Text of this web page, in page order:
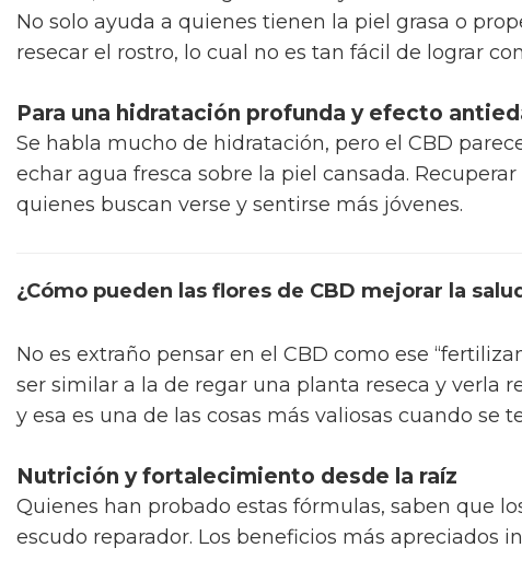
No solo ayuda a quienes tienen la piel grasa o
resecar el rostro, lo cual no es tan fácil de lograr
Para una hidratación profunda y efecto
Se habla mucho de hidratación, pero el CBD
echar agua fresca sobre la piel cansada.
quienes buscan verse y sentirse más jóvenes.
¿Cómo pueden las flores de CBD mejorar la
No es extraño pensar en el CBD como ese
ser similar a la de regar una planta reseca y verla
y esa es una de las cosas más valiosas cuando se
Nutrición y fortalecimiento desde la raíz
Quienes han probado estas fórmulas, saben que
escudo reparador. Los beneficios más apreciados